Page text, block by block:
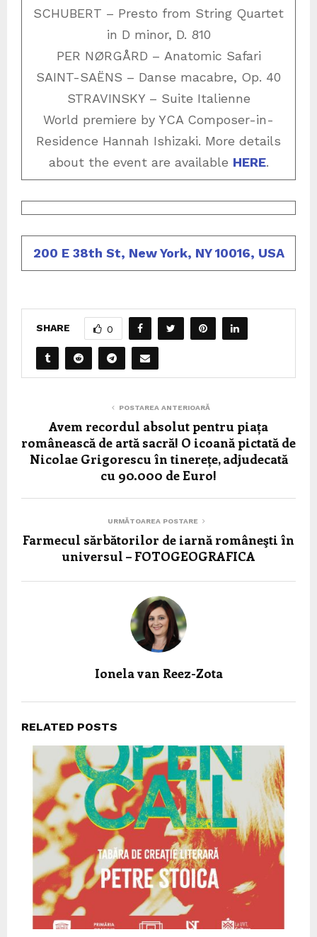
SCHUBERT – Presto from String Quartet
in D minor, D. 810
PER NØRGÅRD – Anatomic Safari
SAINT-SAËNS – Danse macabre, Op. 40
STRAVINSKY – Suite Italienne
World premiere by YCA Composer-in-
Residence Hannah Ishizaki. More details
about the event are available HERE.
200 E 38th St, New York, NY 10016, USA
SHARE 0
POSTAREA ANTERIOARĂ
Avem recordul absolut pentru piața
românească de artă sacră! O icoană pictată de
Nicolae Grigorescu în tinerețe, adjudecată
cu 90.000 de Euro!
URMĂTOAREA POSTARE
Farmecul sărbătorilor de iarnă româneşti în
universul – FOTOGEOGRAFICA
Ionela van Reez-Zota
RELATED POSTS